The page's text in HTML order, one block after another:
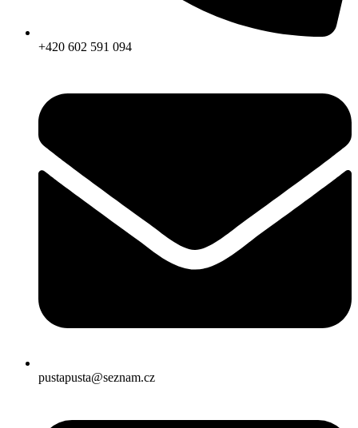
+420 602 591 094
pustapusta@seznam.cz